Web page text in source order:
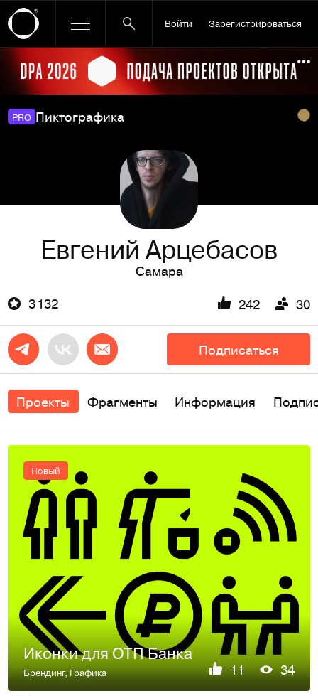
Войти Зарегистрироваться
Ссылка баннера
PRO Пиктографика
Евгений Арцебасов
Самара
3 132
242 30
Подписаться
Проекты Фрагменты Информация
Новый
Иконки для ОТП Банка
Брендинг,Графика 11 34